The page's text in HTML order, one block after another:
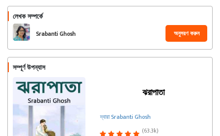
লেখক সম্পর্কে
Srabanti Ghosh অনুসরণ করুন
সম্পূর্ণ উপন্যাস
ঝরাপাতা
দ্বারা Srabanti Ghosh
(63.3k)